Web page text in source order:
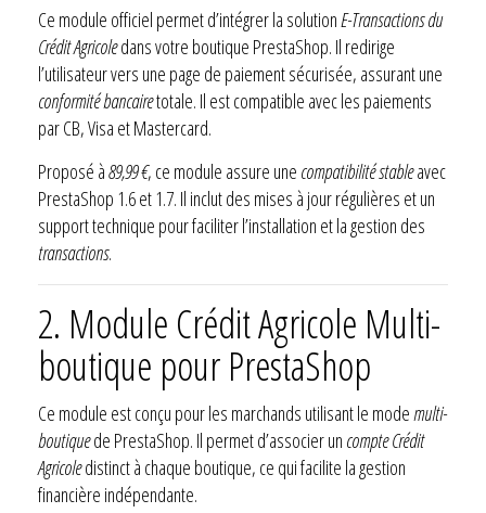
Ce module officiel permet d’intégrer la solutionE-Transactions du
Crédit Agricoledans votre boutique PrestaShop. Il redirige
l’utilisateur vers une page de paiement sécurisée, assurant une
conformité bancairetotale. Il est compatible avec les paiements
par CB, Visa et Mastercard.
Proposé à89,99 €, ce module assure une compatibilité stableavec
PrestaShop 1.6 et 1.7. Il inclut des mises à jour régulières et un
support technique pour faciliter l’installation et la gestion des
transactions.
2. Module Crédit Agricole Multi-
boutique pour PrestaShop
Ce module est conçu pour les marchands utilisant le mode multi-
boutiquede PrestaShop. Il permet d’associer un compte Crédit
Agricoledistinct à chaque boutique, ce qui facilite la gestion
financière indépendante.